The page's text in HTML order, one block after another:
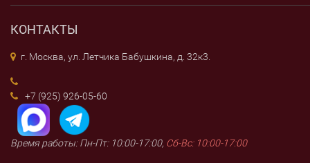
КОНТАКТЫ
г. Москва, ул. Летчика Бабушкина, д. 32к3.
+7 (925) 926-05-60
Время работы: Пн-Пт: 10:00-17:00, Сб-Вс: 10:00-17:00